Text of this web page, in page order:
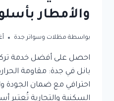
والأمطار
بواسطة مظلات وسواتر جدة
احصل على أفضل خدمة
بانل في جدة: مقاومة
احترافي مع ضمان الجودة
السكنية والتجارية